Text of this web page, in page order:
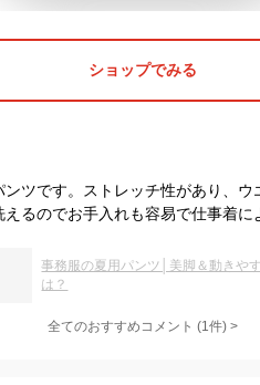
ショップでみる
ツです。ストレッチ性があり、ウ
るのでお手入れも容易で仕事着に
事務服の夏用パンツ│美脚＆動きや
は？
全てのおすすめコメント (1件) >